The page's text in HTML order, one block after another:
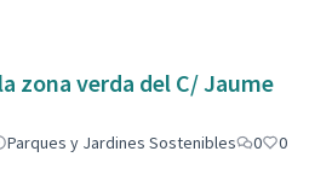
zona verda del C/ Jaume
Parques y Jardines Sostenibles 0
0